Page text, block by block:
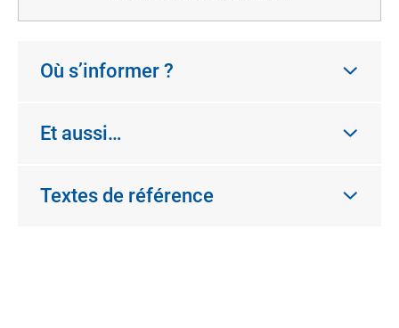
Où s’informer ?
Et aussi…
Textes de référence